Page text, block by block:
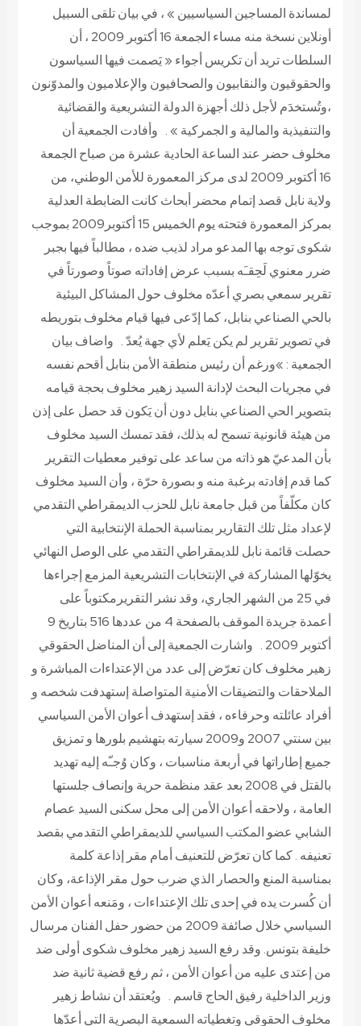
لمساندة المساجين السياسيين » ، في بيان تلقى السبيل
أونلاين نسخة منه مساء الجمعة 16 أكتوبر 2009 ، أن
السلطات تريد أن تكريس أجواء « يَصمت فيها السياسون
والحقوقيون والنقابيون والصحافيون والإعلاميون والمدوّنون
،وتُستخدَم لأجل ذلك أجهزة الدولة التشريعية والقضائية
والتنفيذية والمالية و الجمركية » . وأفادت الجمعية أن
مخلوف حضر عند الساعة الحادية عشرة من صباح الجمعة
16 أكتوبر 2009 لدى مركز المعمورة للأمن الوطني، من
ولاية نابل قصد إتمام محضر أبحاث كانت الضابطة العدلية
بمركز المعمورة فتحته يوم الخميس 15 أكتوبر2009 بموجب
شكوى توجه بها المدعو مراد لذيب ضده ، مطالباً فيها بجبر
ضرر معنوي لَحِقـَه بسبب عرض إفاداته صوتاً وصورتاً في
تقرير سمعي بصري أعدّه مخلوف حول المشاكل البيئية
بالحي الصناعي بنابل، كما إدّعى فيها قيام مخلوف بتوريطه
في تصوير تقرير لم يكن يَعلم لأي جهة يُعدّ . واضاف بيان
الجمعية : »ورغم أن رئيس منطقة الأمن بنابل أقحم نفسه
في مجريات البحث لإدانة السيد زهير مخلوف بحجة قيامه
بتصوير الحي الصناعي بنابل دون أن يَكون قد حصل على إذن
من هيئة قانونية تسمح له بذلك، فقد تمسك السيد مخلوف
بأن المدعيّ هو ذاته من ساعد على توفير معطيات التقرير
كما قدم إفادته برغبة منه و بصورة حرّة ، وأن السيد مخلوف
كان مكلّفاً من قبل جامعة نابل للحزب الديمقراطي التقدمي
لإعداد مثل تلك التقارير بمناسبة الحملة الإنتخابية التي
حصلت قائمة نابل للديمقراطي التقدمي على الوصل النهائي
يخوّلها المشاركة في الإنتخابات التشريعية المزمع إجراءها
في 25 من الشهر الجاري، وقد نشر التقريرمكتوباً على
أعمدة جريدة الموقف بالصفحة 4 من عددها 516 بتاريخ 9
أكتوبر 2009 . واشارت الجمعية إلى أن المناضل الحقوقي
زهير مخلوف كان تعرّض إلى عدد من الإعتداءات المباشرة و
الملاحقات والتضيقات الأمنية المتواصلة إستهدفت شخصه و
أفراد عائلته وحرفاءه ، فقد إستهدف أعوان الأمن السياسي
بين سنتي 2007 و2009 سيارته بتهشيم بلورها و تمزيق
جميع إطاراتها في أربعة مناسبات ، وكان وُجـّه إليه تهديد
بالقتل في 2008 بعد عقد منظمة حرية وإنصاف جلستها
العامة ، ولاحقه أعوان الأمن إلى محل سكنى السيد عصام
الشابي عضو المكتب السياسي للديمقراطي التقدمي بقصد
تعنيفه . كما كان تعرّض للتعنيف أمام مقر إذاعة كلمة
بمناسبة المنع والحصار الذي ضرب حول مقر الإذاعة، وكان
أن كُسرت يده في إحدى تلك الإعتداءات ، ومَنعه أعوان الأمن
السياسي خلال صائفة 2009 من حضور حفل الفنان مرسال
خليفة بتونس. وقد رفع السيد زهير مخلوف شكوى أولى ضد
من إعتدى عليه من أعوان الأمن ، ثم رفع قضية ثانية ضد
وزير الداخلية رفيق الحاج قاسم . ويُعتقد أن نشاط زهير
مخلوف الحقوقي وتغطياته السمعية البصرية التي أعدّها